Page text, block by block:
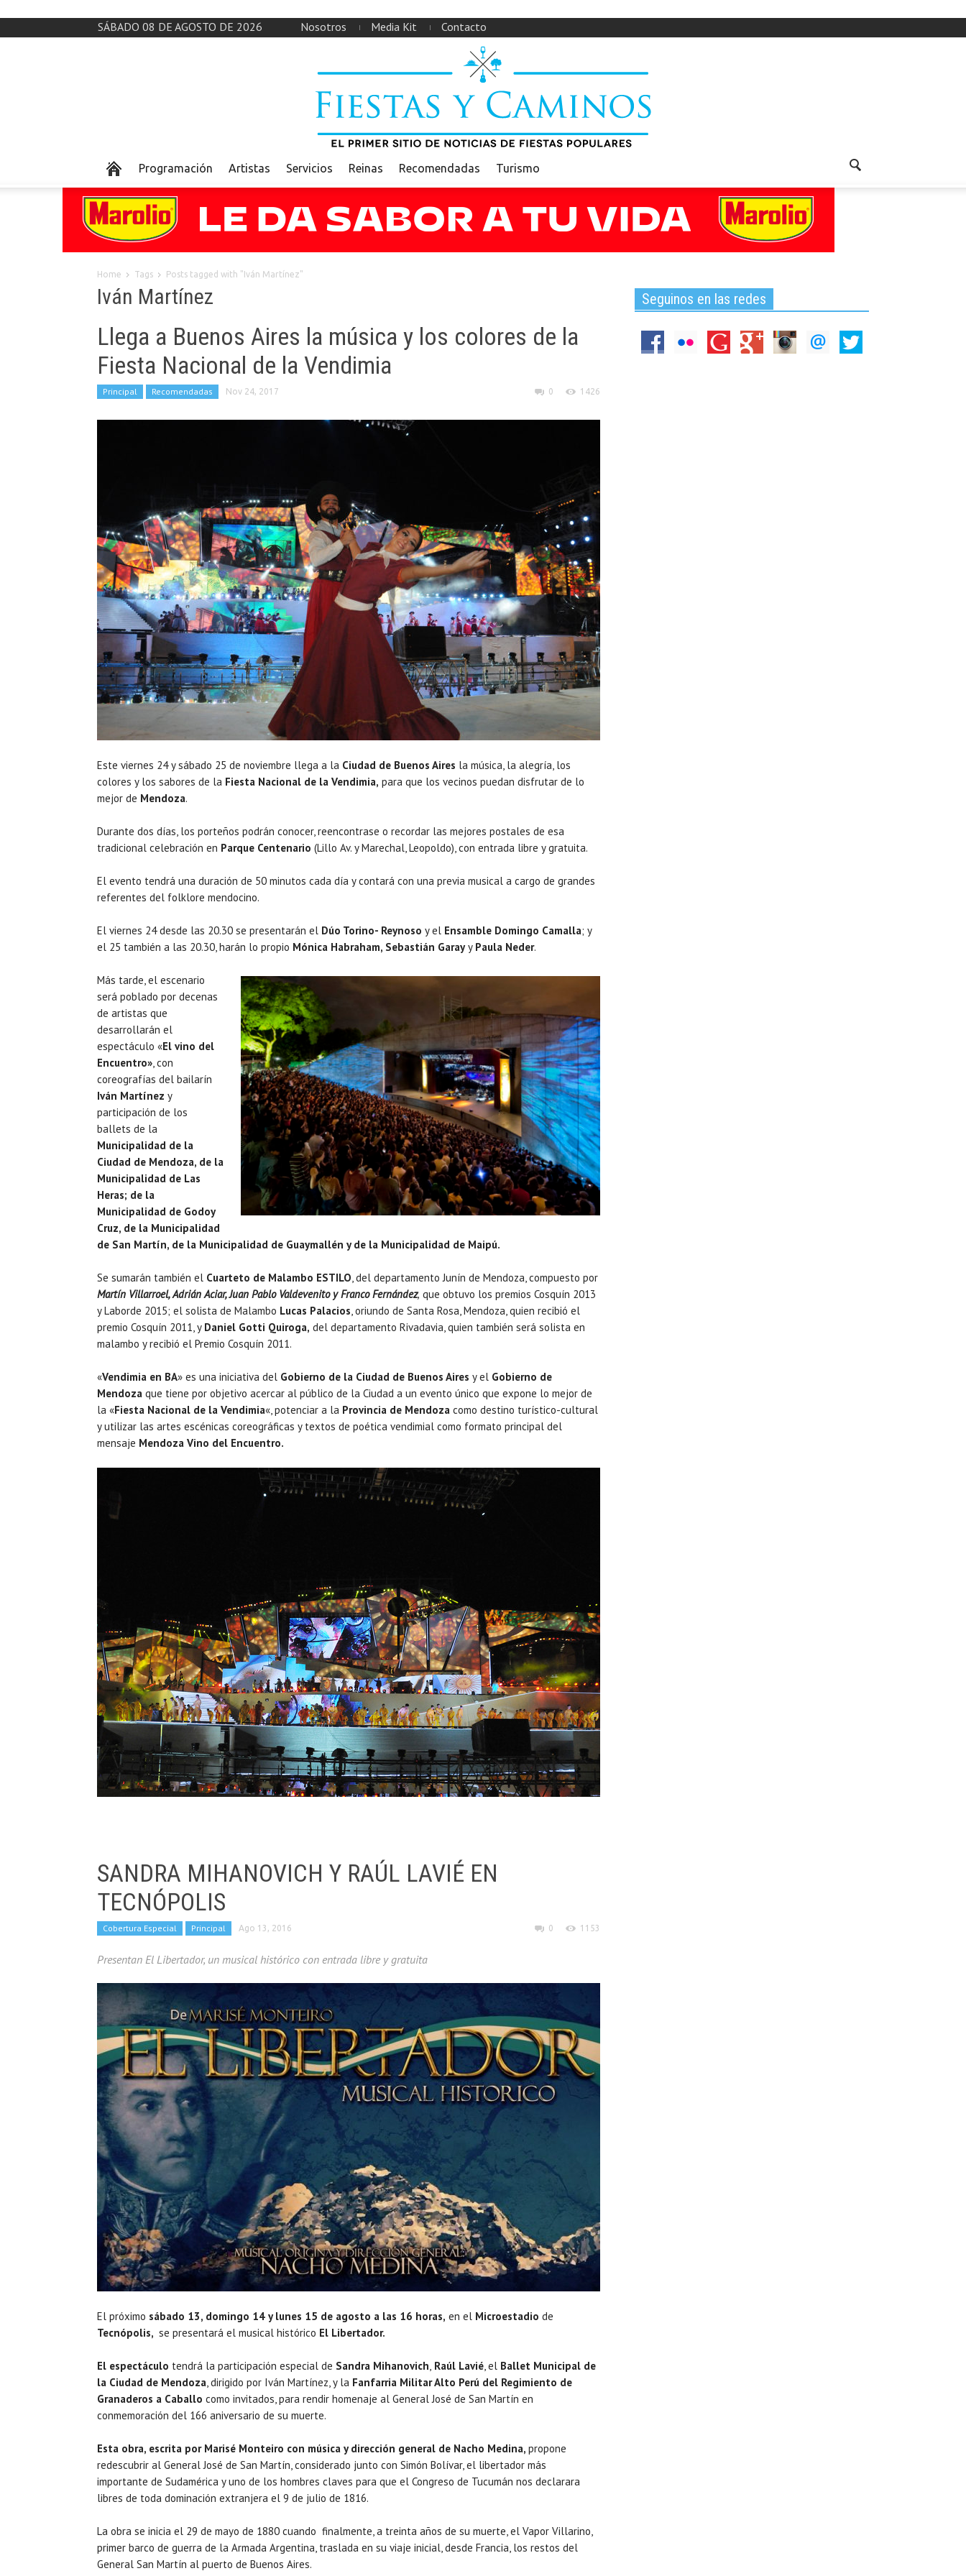
SÁBADO 08 DE AGOSTO DE 2026 Nosotros Media Kit Contacto
Programación Artistas Servicios Reinas Recomendadas Turismo
Home Tags Posts tagged with "Iván Martínez"
Iván Martínez
Llega a Buenos Aires la música y los colores de la
Fiesta Nacional de la Vendimia
Principal Recomendadas Nov 24, 2017 0 1426
Este viernes 24 y sábado 25 de noviembre llega a la Ciudad de Buenos Aires la música, la alegría, los
colores y los sabores de la Fiesta Nacional de la Vendimia, para que los vecinos puedan disfrutar de lo
mejor de Mendoza.
Durante dos días, los porteños podrán conocer, reencontrase o recordar las mejores postales de esa
tradicional celebración en Parque Centenario (Lillo Av. y Marechal, Leopoldo), con entrada libre y gratuita.
El evento tendrá una duración de 50 minutos cada día y contará con una previa musical a cargo de grandes
referentes del folklore mendocino.
El viernes 24 desde las 20.30 se presentarán el Dúo Torino- Reynoso y el Ensamble Domingo Camalla; y
el 25 también a las 20.30, harán lo propio Mónica Habraham, Sebastián Garayy Paula Neder.
Más tarde, el escenario
será poblado por decenas
de artistas que
desarrollarán el
espectáculo «El vino del
Encuentro», con
coreografías del bailarín
Iván Martínez y
participación de los
ballets de la
Municipalidad de la
Ciudad de Mendoza, de la
Municipalidad de Las
Heras; de la
Municipalidad de Godoy
Cruz, de la Municipalidad
de San Martín, de la Municipalidad de Guaymallén y de la Municipalidad de Maipú.
Se sumarán también el Cuarteto de Malambo ESTILO, del departamento Junín de Mendoza, compuesto por
Martín Villarroel, Adrián Aciar, Juan Pablo Valdevenito y Franco Fernández, que obtuvo los premios Cosquín 2013
y Laborde 2015; el solista de Malambo Lucas Palacios, oriundo de Santa Rosa, Mendoza, quien recibió el
premio Cosquín 2011, y Daniel Gotti Quiroga, del departamento Rivadavia, quien también será solista en
malambo y recibió el Premio Cosquín 2011.
«Vendimia en BA» es una iniciativa del Gobierno de la Ciudad de Buenos Aires y el Gobierno de
Mendoza que tiene por objetivo acercar al público de la Ciudad a un evento único que expone lo mejor de
la «Fiesta Nacional de la Vendimia«, potenciar a la Provincia de Mendoza como destino turístico-cultural
y utilizar las artes escénicas coreográficas y textos de poética vendimial como formato principal del
mensaje Mendoza Vino del Encuentro.
SANDRA MIHANOVICH Y RAÚL LAVIÉ EN
TECNÓPOLIS
Cobertura Especial Principal Ago 13, 2016 0 1153
Presentan El Libertador, un musical histórico con entrada libre y gratuita
El próximo sábado 13, domingo 14 y lunes 15 de agosto a las 16 horas, en el Microestadio de
Tecnópolis, se presentará el musical histórico El Libertador.
El espectáculo tendrá la participación especial de Sandra Mihanovich, Raúl Lavié, el Ballet Municipal de
la Ciudad de Mendoza, dirigido por Iván Martínez, y la Fanfarria Militar Alto Perú del Regimiento de
Granaderos a Caballo como invitados, para rendir homenaje al General José de San Martín en
conmemoración del 166 aniversario de su muerte.
Esta obra, escrita por Marisé Monteiro con música y dirección general de Nacho Medina, propone
redescubrir al General José de San Martín, considerado junto con Simón Bolívar, el libertador más
importante de Sudamérica y uno de los hombres claves para que el Congreso de Tucumán nos declarara
libres de toda dominación extranjera el 9 de julio de 1816.
La obra se inicia el 29 de mayo de 1880 cuando finalmente, a treinta años de su muerte, el Vapor Villarino,
primer barco de guerra de la Armada Argentina, traslada en su viaje inicial, desde Francia, los restos del
General San Martín al puerto de Buenos Aires.
Seguinos en las redes